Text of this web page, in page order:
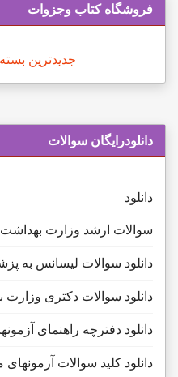
فروشگاه کتاب وجزوات
جدیدترین
دانلودرایگان سوالات
دانلود
سوالات ارشد وزارت بهداشت
دانلود سوالات لیسانس به
دانلود سوالات دکتری وزارت
دانلود دفترچه راهنمای
دانلود کلید سوالات